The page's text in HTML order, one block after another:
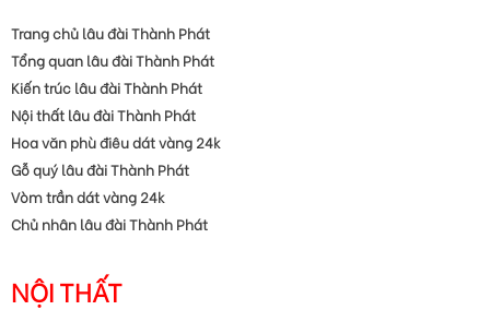
Trang chủ lâu đài Thành Phát
Tổng quan lâu đài Thành Phát
Kiến trúc lâu đài Thành Phát
Nội thất lâu đài Thành Phát
Hoa văn phù điêu dát vàng 24k
Gỗ quý lâu đài Thành Phát
Vòm trần dát vàng 24k
Chủ nhân lâu đài Thành Phát
NỘI THẤT